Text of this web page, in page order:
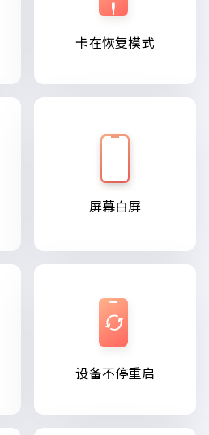
卡在恢复模式
屏幕白屏
设备不停重启